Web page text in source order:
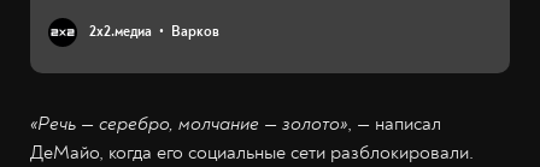
2х2.медиа Варков
«Речь — серебро, молчание — золото», — написал
ДеМайо, когда его социальные сети разблокировали.